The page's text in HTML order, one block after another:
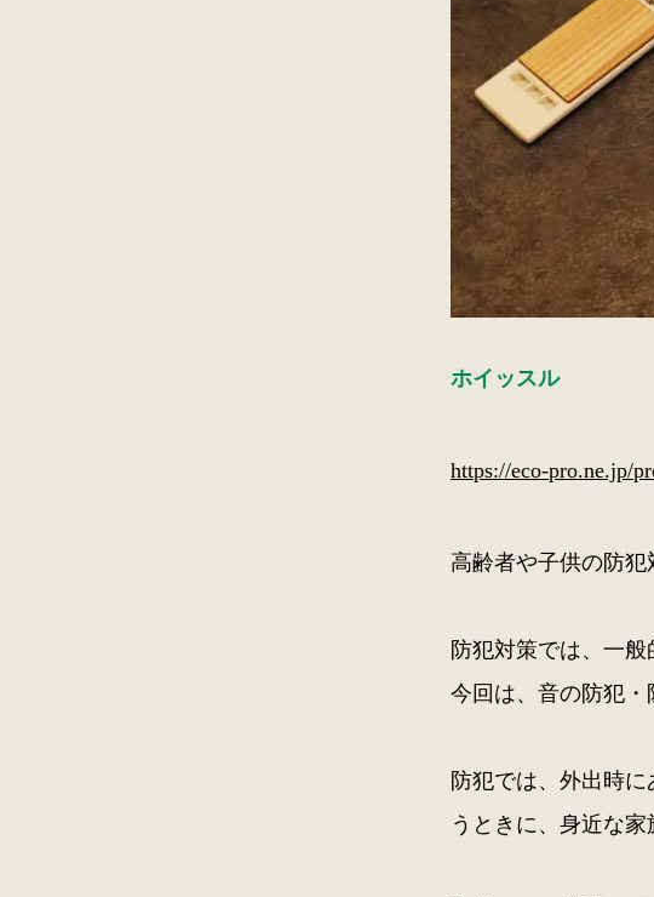
ホイッスル
https://eco-pro.ne.jp/
高齢者や子供の防犯
防犯対策では、一般
今回は、音の防犯・
防犯では、外出時
うときに、身近な